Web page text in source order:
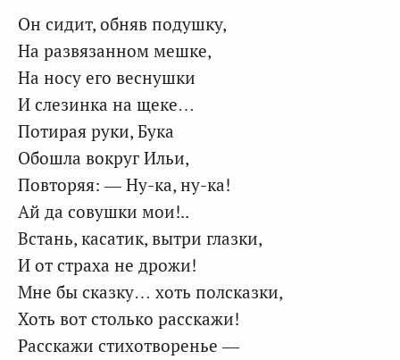
Он сидит, обняв подушку,
На развязанном мешке,
На носу его веснушки
И слезинка на щеке…
Потирая руки, Бука
Обошла вокруг Ильи,
Повторяя: — Ну-ка, ну-ка!
Ай да совушки мои!..
Встань, касатик, вытри глазки,
И от страха не дрожи!
Мне бы сказку… хоть полсказки,
Хоть вот столько расскажи!
Расскажи стихотворенье —